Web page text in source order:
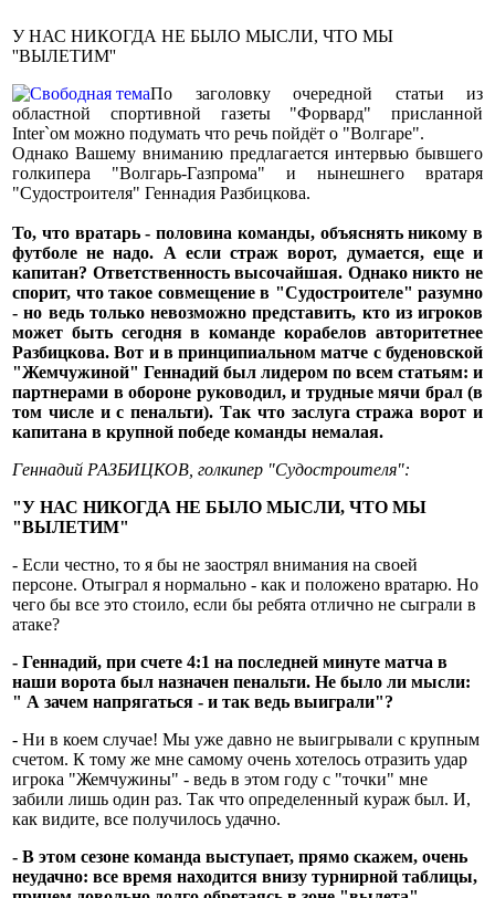
У НАС НИКОГДА НЕ БЫЛО МЫСЛИ, ЧТО МЫ
''ВЫЛЕТИМ''
По заголовку очередной статьи из
областной спортивной газеты "Форвард" присланной
Inter`ом можно подумать что речь пойдёт о "Волгаре".
Однако Вашему вниманию предлагается интервью бывшего
голкипера "Волгарь-Газпрома" и нынешнего вратаря
"Судостроителя" Геннадия Разбицкова.
То, что вратарь - половина команды, объяснять никому в
футболе не надо. А если страж ворот, думается, еще и
капитан? Ответственность высочайшая. Однако никто не
спорит, что такое совмещение в "Судостроителе" разумно
- но ведь только невозможно представить, кто из игроков
может быть сегодня в команде корабелов авторитетнее
Разбицкова. Вот и в принципиальном матче с буденовской
"Жемчужиной" Геннадий был лидером по всем статьям: и
партнерами в обороне руководил, и трудные мячи брал (в
том числе и с пенальти). Так что заслуга стража ворот и
капитана в крупной победе команды немалая.
Геннадий РАЗБИЦКОВ, голкипер "Судостроителя":
"У НАС НИКОГДА НЕ БЫЛО МЫСЛИ, ЧТО МЫ
"ВЫЛЕТИМ"
- Если честно, то я бы не заострял внимания на своей
персоне. Отыграл я нормально - как и положено вратарю. Но
чего бы все это стоило, если бы ребята отлично не сыграли в
атаке?
- Геннадий, при счете 4:1 на последней минуте матча в
наши ворота был назначен пенальти. Не было ли мысли:
" А зачем напрягаться - и так ведь выиграли"?
- Ни в коем случае! Мы уже давно не выигрывали с крупным
счетом. К тому же мне самому очень хотелось отразить удар
игрока "Жемчужины" - ведь в этом году с "точки" мне
забили лишь один раз. Так что определенный кураж был. И,
как видите, все получилось удачно.
- В этом сезоне команда выступает, прямо скажем, очень
неудачно: все время находится внизу турнирной таблицы,